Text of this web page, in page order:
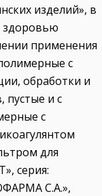
изделий», в
здоровью
применения
с
обработки и
пустые и с
с
для
серия:
С.А.»,